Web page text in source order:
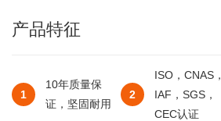
产品特征
1
10年质量保
证，坚固耐用
2
ISO，CNAS，
IAF，SGS，
CEC认证